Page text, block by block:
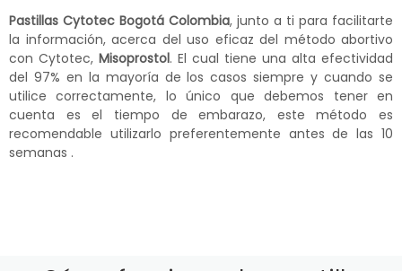
Pastillas Cytotec Bogotá Colombia, junto a ti para facilitarte
la información, acerca del uso eficaz del método abortivo
con Cytotec, Misoprostol. El cual tiene una alta efectividad
del 97% en la mayoría de los casos siempre y cuando se
utilice correctamente, lo único que debemos tener en
cuenta es el tiempo de embarazo, este método es
recomendable utilizarlo preferentemente antes de las 10
semanas .